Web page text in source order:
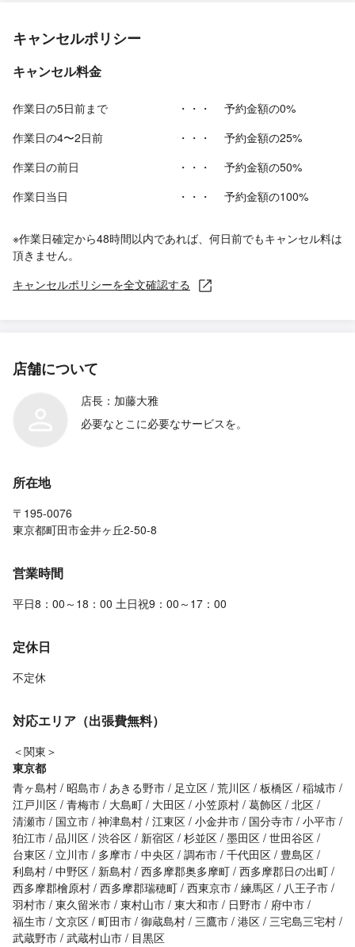
キャンセルポリシー
キャンセル料金
作業日の5日前まで ・・・
予約金額の0%
作業日の4〜2日前
・・・
予約金額の25%
作業日の前日
・・・
予約金額の50%
作業日当日
・・・ 予約金額の100%
※作業日確定から48時間以内であれば、何日前でもキャンセル料は
頂きません。
キャンセルポリシーを全文確認する
店舗について
店長：加藤大雅
必要なとこに必要なサービスを。
所在地
〒195-0076
東京都町田市金井ヶ丘2-50-8
営業時間
平日8：00～18：00 土日祝9：00～17：00
定休日
不定休
対応エリア（出張費無料）
＜関東＞
東京都
青ヶ島村
昭島市 あきる野市 足立区 荒川区 板橋区 稲城市
江戸川区 青梅市 大島町 大田区 小笠原村 葛飾区 北区
清瀬市
国立市 神津島村 江東区 小金井市 国分寺市 小平市
狛江市 品川区 渋谷区 新宿区 杉並区 墨田区 世田谷区
台東区
立川市 多摩市 中央区 調布市 千代田区
豊島区
利島村 中野区 新島村 西多摩郡奥多摩町 西多摩郡日の出町
西多摩郡檜原村 西多摩郡瑞穂町 西東京市 練馬区
八王子市
羽村市 東久留米市 東村山市 東大和市 日野市
府中市
福生市 文京区 町田市 御蔵島村 三鷹市 港区 三宅島三宅村
武蔵野市 武蔵村山市
目黒区